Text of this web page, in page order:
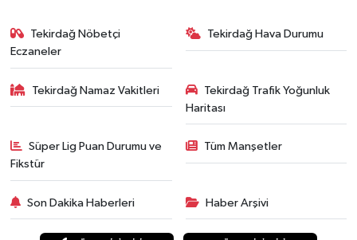
Tekirdağ Nöbetçi
Eczaneler
Tekirdağ Hava Durumu
Tekirdağ Namaz Vakitleri
Tekirdağ Trafik Yoğunluk
Haritası
Süper Lig Puan Durumu ve
Fikstür
Tüm Manşetler
Son Dakika Haberleri Haber Arşivi